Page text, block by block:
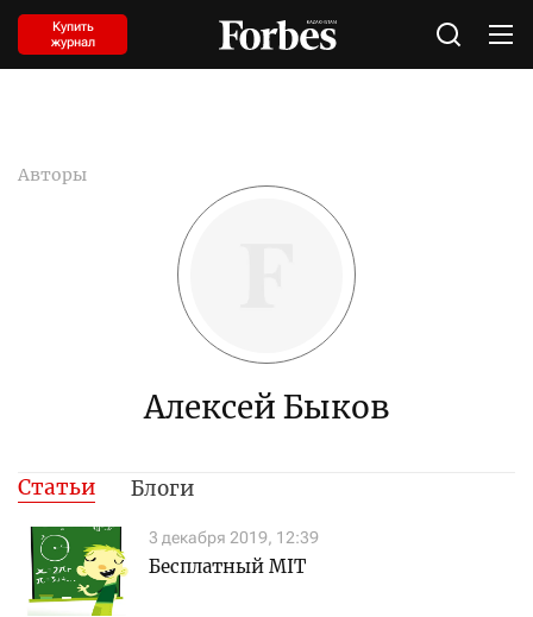
Купить
журнал
Авторы
Алексей Быков
Статьи Блоги
3 декабря 2019, 12:39
Бесплатный MIT